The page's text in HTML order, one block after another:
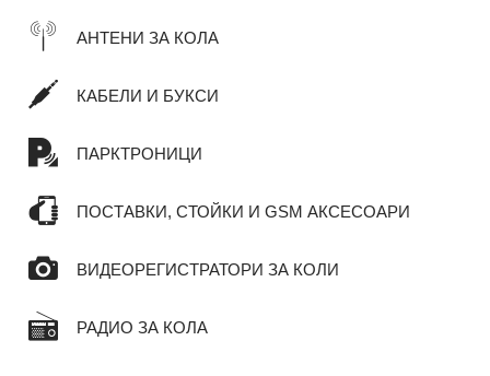
АНТЕНИ ЗА КОЛА
КАБЕЛИ И БУКСИ
ПАРКТРОНИЦИ
ПОСТАВКИ, СТОЙКИ И GSM АКСЕСОАРИ
ВИДЕОРЕГИСТРАТОРИ ЗА КОЛИ
РАДИО ЗА КОЛА